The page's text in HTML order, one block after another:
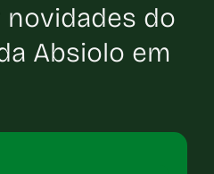
do
Absiolo em